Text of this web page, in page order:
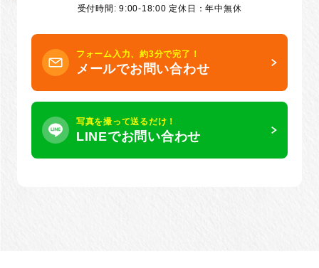
受付時間: 9:00-18:00 定休日：年中無休
フォーム入力、約3分で完了！
メールでお問い合わせ
写真を撮って送るだけ！
LINEでお問い合わせ